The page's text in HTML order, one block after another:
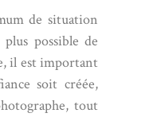
de situation
possible de
il est important
soit créée,
tout